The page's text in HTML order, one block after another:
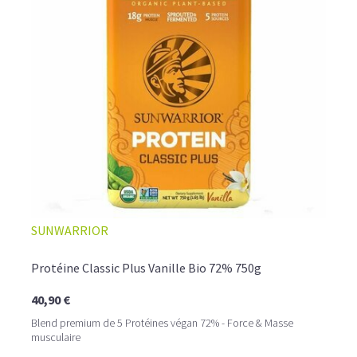
PERFORMANCE
une boisson veloutée et énergisante.
Une vraie caresse chocolatée, riche en protéines, léger
pour ne jamais peser.
SUNWARRIOR
Protéine Classic Plus Vanille Bio 72% 750g
40,90 €
Blend premium de 5 Protéines végan 72% - Force & Masse
musculaire